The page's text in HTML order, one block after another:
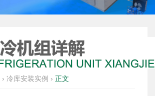
› 冷库安装实例 › 正文